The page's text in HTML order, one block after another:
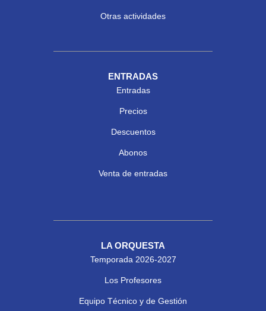
Otras actividades
ENTRADAS
Entradas
Precios
Descuentos
Abonos
Venta de entradas
LA ORQUESTA
Temporada 2026-2027
Los Profesores
Equipo Técnico y de Gestión